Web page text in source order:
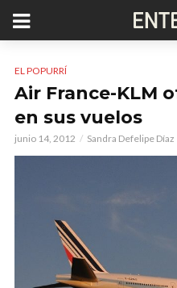
EL POPURRÍ
Air France-KLM
en sus vuelos
junio 14, 2012 Sandra Defelipe Díaz